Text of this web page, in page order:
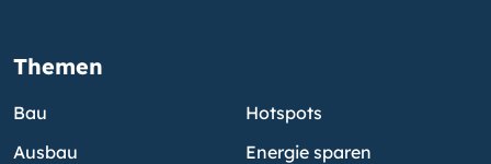
Themen
Bau
Ausbau
Hotspots
Energie sparen